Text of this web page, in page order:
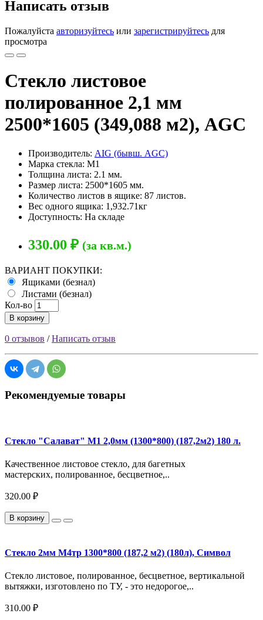
Написать отзыв
Пожалуйста авторизуйтесь или зарегистрируйтесь для
просмотра
Стекло листовое
полированное 2,1 мм
2500*1605 (349,088 м2), AGC
Производитель: AIG (бывш. AGC)
Марка стекла: М1
Толщина листа: 2.1 мм.
Размер листа: 2500*1605 мм.
Количество листов в ящике: 87 листов.
Вес одного ящика: 1,932.71кг
Доступность: На складе
330.00 ₽ (за кв.м.)
ВАРИАНТ ПОКУПКИ:
Ящиками (безнал)
Листами (безнал)
Кол-во
В корзину
0 отзывов /Написать отзыв
Рекомендуемые товары
Стекло "Салават" М1 2,0мм (1300*800) (187,2м2) 180 л.
Качественное листовое стекло, для багетных
мастерских, полированное, бесцветное,..
320.00 ₽
В корзину
Стекло 2мм М4тр 1300*800 (187,2 м2) (180л), Символ
Стекло листовое, полированное, бесцветное, вертикальной
вытяжки, изготовлено по ТУ, - это недорогое,..
310.00 ₽